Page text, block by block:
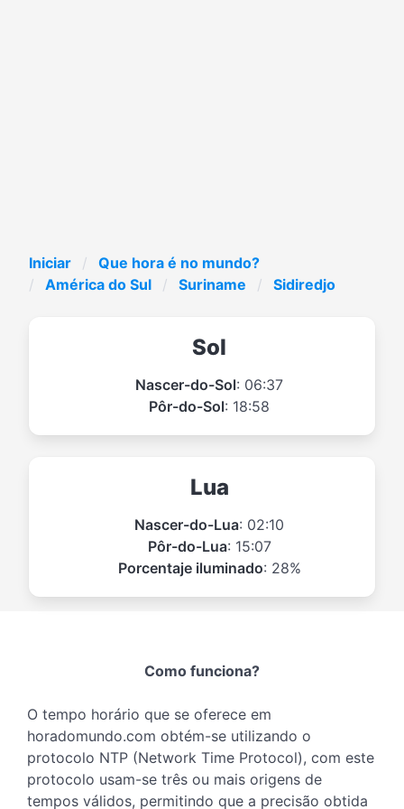
Iniciar
Que hora é no mundo?
América do Sul
Suriname Sidiredjo
Sol
Nascer-do-Sol: 06:37
Pôr-do-Sol: 18:58
Lua
Nascer-do-Lua: 02:10
Pôr-do-Lua: 15:07
Porcentaje iluminado: 28%
Como funciona?
O tempo horário que se oferece em
horadomundo.com obtém-se utilizando o
protocolo NTP (Network Time Protocol), com este
protocolo usam-se três ou mais origens de
tempos válidos, permitindo que a precisão obtida